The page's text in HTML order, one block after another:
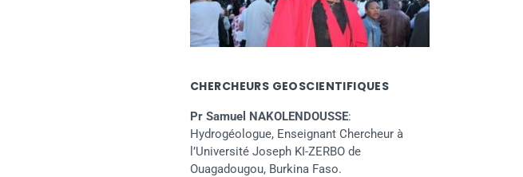
CHERCHEURS GEOSCIENTIFIQUES
Pr Samuel NAKOLENDOUSSE:
Hydrogéologue, Enseignant Chercheur à
l’Université Joseph KI-ZERBO de
Ouagadougou, Burkina Faso.